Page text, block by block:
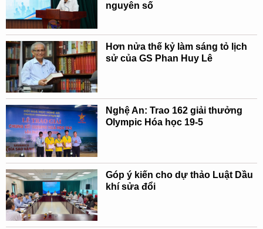
nguyên số
Hơn nửa thế kỷ làm sáng tỏ lịch
sử của GS Phan Huy Lê
Nghệ An: Trao 162 giải thưởng
Olympic Hóa học 19-5
Góp ý kiến cho dự thảo Luật Dầu
khí sửa đổi